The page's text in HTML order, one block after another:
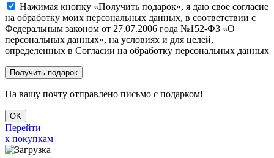
Нажимая кнопку «Получить подарок», я даю свое согласие
на обработку моих персональных данных, в соответствии с
Федеральным законом от 27.07.2006 года №152-ФЗ «О
персональных данных», на условиях и для целей,
определенных в Согласии на обработку персональных данных
На вашу почту отправлено письмо с подарком!
OK
Перейти
к покупкам